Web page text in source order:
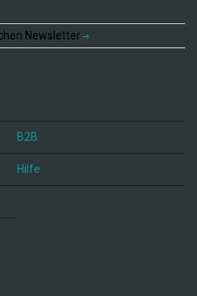
Newsletter
B2B
Hilfe